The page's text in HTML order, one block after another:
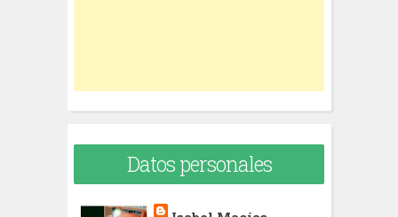
Datos personales